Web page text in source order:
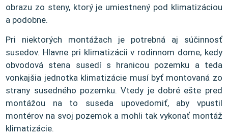
obrazu zo steny, ktorý je umiestnený pod klimatizáciou
a podobne.
Pri niektorých montážach je potrebná aj súčinnosť
susedov. Hlavne pri klimatizácii v rodinnom dome, kedy
obvodová stena susedí s hranicou pozemku a teda
vonkajšia jednotka klimatizácie musí byť montovaná zo
strany susedného pozemku. Vtedy je dobré ešte pred
montážou na to suseda upovedomiť, aby vpustil
montérov na svoj pozemok a mohli tak vykonať montáž
klimatizácie.